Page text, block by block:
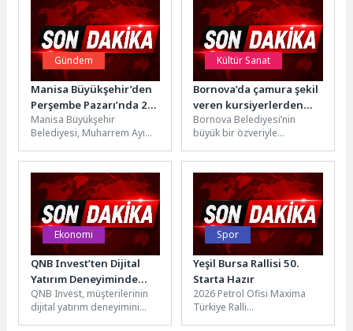
Gündem
Manisa Büyükşehir’den
Perşembe Pazarı’nda 2
Bin Kişiye Aşure İkramı
Manisa Büyükşehir
Belediyesi, Muharrem Ayı
sürdürdüğü aşure ikramları
kapsamında Şehzadeler
ilçesindeki Perşembe...
Kültür Sanat
Bornova’da çamura şekil
veren kursiyerlerden
mitolojik esinti
Bornova Belediyesi’nin
büyük bir özveriyle
Edindirme Kursları’nda
eğitim alan Bornovalı
kursiyerler, bir...
Ekonomi
QNB Invest’ten Dijital
Yatırım Deneyiminde
Yeni Adım: Invest Plus
QNB Invest, müşterilerinin
dijital yatırım deneyimini
Spor
Yeşil Bursa Rallisi 50.
Starta Hazır
2026 Petrol Ofisi Maxima
Türkiye Ralli